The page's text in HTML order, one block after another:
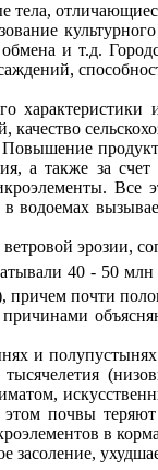
тела,
и т.д.
а также за
Все
40 - 50
причем почти
и
почвы
в